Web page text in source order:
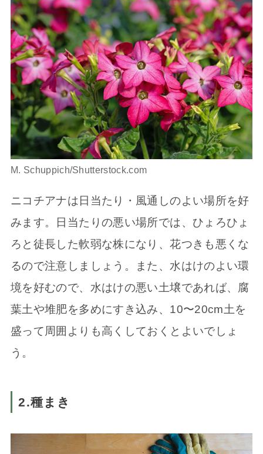
M. Schuppich/Shutterstock.com
ニコチアナは日当たり・風通しのよい場所を好
みます。日当たりの悪い場所では、ひょろひょ
ろと徒長した軟弱な株になり、花つきも悪くな
るので注意しましょう。また、水はけのよい環
境を好むので、水はけの悪い土壌であれば、腐
葉土や堆肥を多めにすき込み、10〜20cm土を
盛って周囲よりも高くしておくとよいでしょ
う。
2.種まき